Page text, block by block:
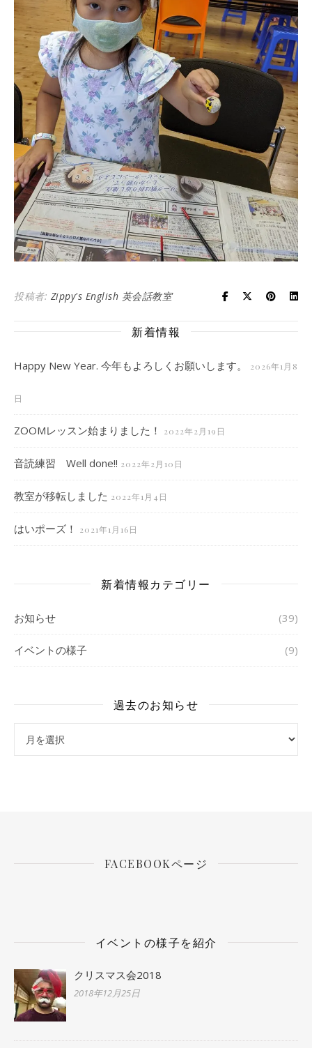
投稿者: Zippy's English 英会話教室
新着情報
Happy New Year. 今年もよろしくお願いします。 2026年1月8
日
ZOOMレッスン始まりました！ 2022年2月19日
音読練習 Well done!! 2022年2月10日
教室が移転しました 2022年1月4日
はいポーズ！ 2021年1月16日
新着情報カテゴリー
お知らせ (39)
イベントの様子 (9)
過去のお知らせ
FACEBOOKページ
イベントの様子を紹介
クリスマス会2018
2018年12月25日